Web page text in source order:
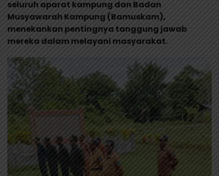
seluruh aparat kampung dan Badan
Musyawarah Kampung (Bamuskam),
menekankan pentingnya tanggung jawab
mereka dalam melayani masyarakat.